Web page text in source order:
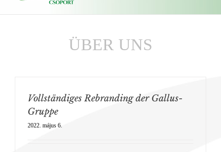
ÜBER UNS
Vollständiges Rebranding der Gallus-
Gruppe
2022. május 6.